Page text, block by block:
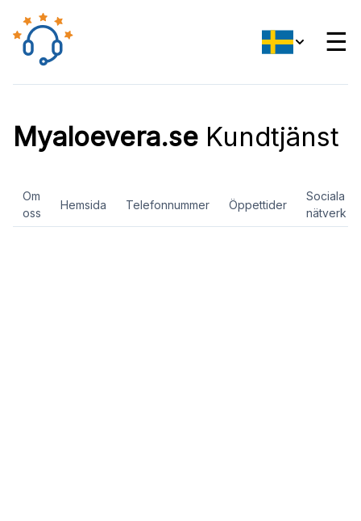
☰
Myaloevera.se Kundtjänst
Om
oss
Hemsida Telefonnummer Öppettider
Sociala
nätverk